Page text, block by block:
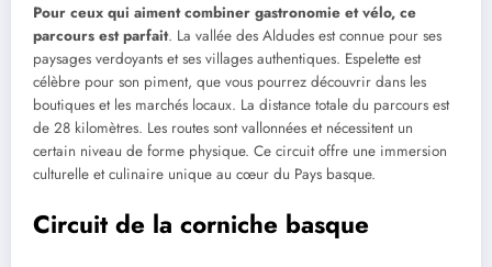
Pour ceux qui aiment combiner gastronomie et vélo, ce
parcours est parfait. La vallée des Aldudes est connue pour ses
paysages verdoyants et ses villages authentiques. Espelette est
célèbre pour son piment, que vous pourrez découvrir dans les
boutiques et les marchés locaux. La distance totale du parcours est
de 28 kilomètres. Les routes sont vallonnées et nécessitent un
certain niveau de forme physique. Ce circuit offre une immersion
culturelle et culinaire unique au cœur du Pays basque.
Circuit de la corniche basque